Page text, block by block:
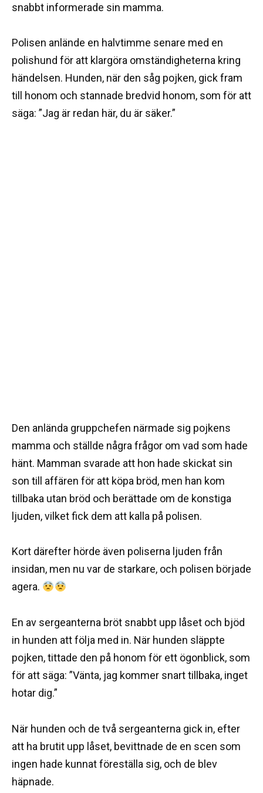
snabbt informerade sin mamma.
Polisen anlände en halvtimme senare med en
polishund för att klargöra omständigheterna kring
händelsen. Hunden, när den såg pojken, gick fram
till honom och stannade bredvid honom, som för att
säga: ”Jag är redan här, du är säker.”
Den anlända gruppchefen närmade sig pojkens
mamma och ställde några frågor om vad som hade
hänt. Mamman svarade att hon hade skickat sin
son till affären för att köpa bröd, men han kom
tillbaka utan bröd och berättade om de konstiga
ljuden, vilket fick dem att kalla på polisen.
Kort därefter hörde även poliserna ljuden från
insidan, men nu var de starkare, och polisen började
agera.
En av sergeanterna bröt snabbt upp låset och bjöd
in hunden att följa med in. När hunden släppte
pojken, tittade den på honom för ett ögonblick, som
för att säga: ”Vänta, jag kommer snart tillbaka, inget
hotar dig.”
När hunden och de två sergeanterna gick in, efter
att ha brutit upp låset, bevittnade de en scen som
ingen hade kunnat föreställa sig, och de blev
häpnade.